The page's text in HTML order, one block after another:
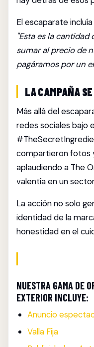
El escaparate
"Esta es la
sumar al precio de
pagáramos por un
LA CAMPAÑA
Más allá del
redes sociales bajo
compartieron fotos
aplaudiendo a The
valentía en un
La acción no solo
identidad de la
honestidad en el
NUESTRA GAMA DE
EXTERIOR INCLUYE:
Anuncio
Valla Fija